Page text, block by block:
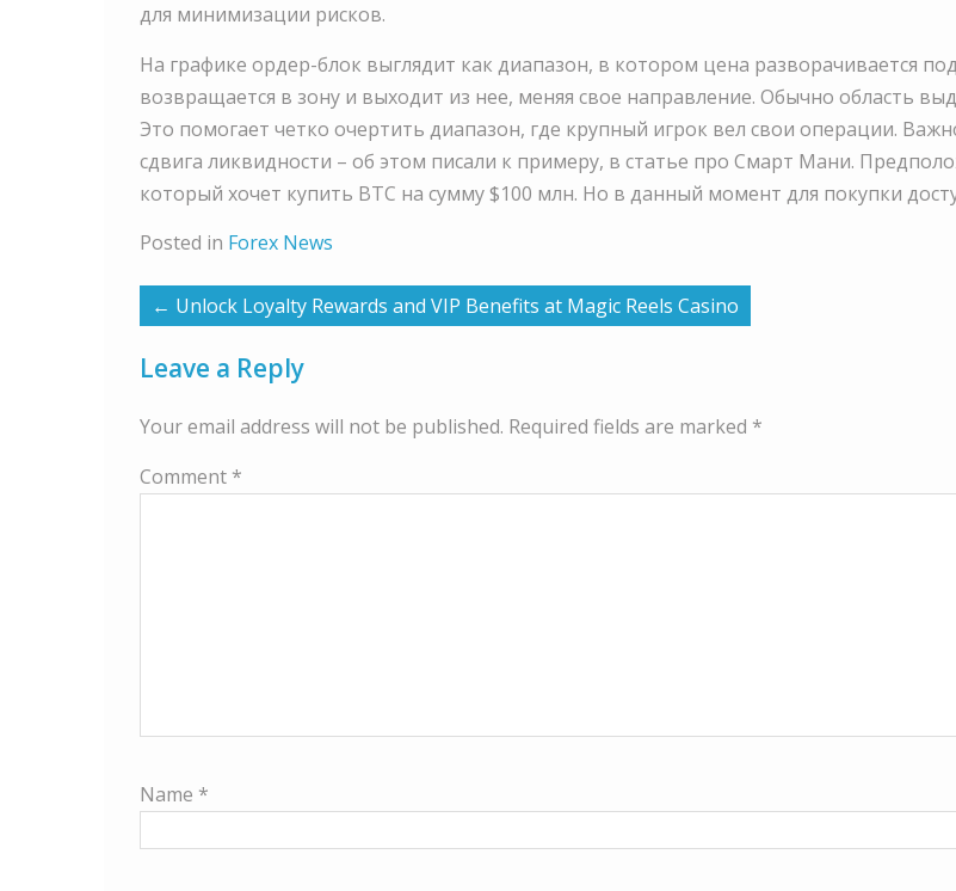
для минимизации рисков.
На графике ордер-блок выглядит как диапазон, в котором цена разворачивается
возвращается в зону и выходит из нее, меняя свое направление. Обычно область
Это помогает четко очертить диапазон, где крупный игрок вел свои операции.
сдвига ликвидности – об этом писали к примеру, в статье про Смарт Мани.
который хочет купить BTC на сумму $100 млн. Но в данный момент для покупки
Posted in Forex News
← Unlock Loyalty Rewards and VIP Benefits at Magic Reels Casino
Leave a Reply
Your email address will not be published. Required fields are marked *
Comment *
Name *